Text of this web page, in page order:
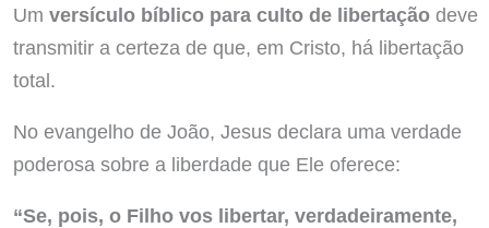
Um versículo bíblico para culto de libertaçãodeve
transmitir a certeza de que, em Cristo, há libertação
total.
No evangelho de João, Jesus declara uma verdade
poderosa sobre a liberdade que Ele oferece:
“Se, pois, o Filho vos libertar, verdadeiramente,